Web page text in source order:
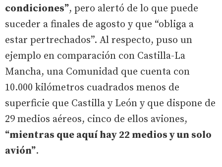
condiciones”, pero alertó de lo que puede
suceder a finales de agosto y que “obliga a
estar pertrechados”. Al respecto, puso un
ejemplo en comparación con Castilla-La
Mancha, una Comunidad que cuenta con
10.000 kilómetros cuadrados menos de
superficie que Castilla y León y que dispone de
29 medios aéreos, cinco de ellos aviones,
“mientras que aquí hay 22 medios y un solo
avión”.